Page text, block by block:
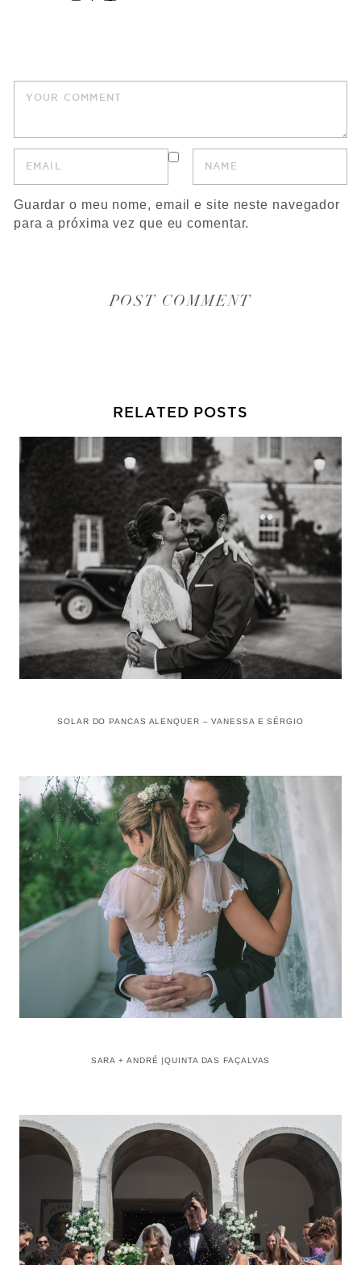
Guardar o meu nome, email e site neste navegador
para a próxima vez que eu comentar.
RELATED POSTS
SOLAR DO PANCAS ALENQUER – VANESSA E SÉRGIO
SARA + ANDRÉ |QUINTA DAS FAÇALVAS